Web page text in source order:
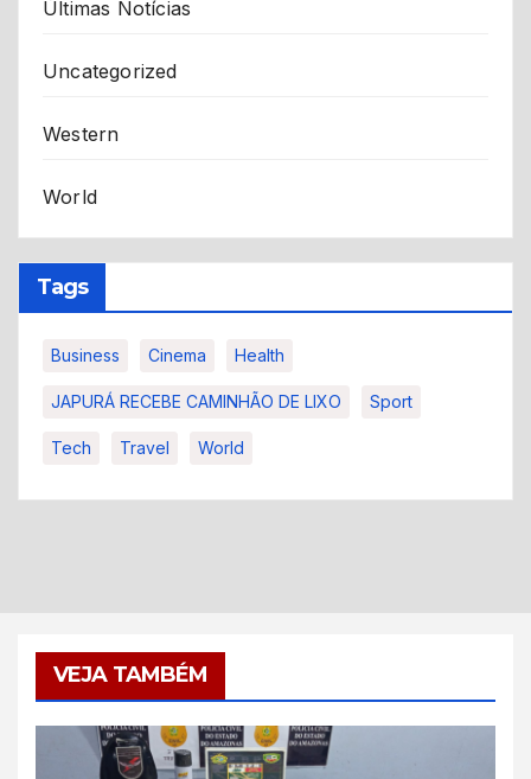
Últimas Notícias
Uncategorized
Western
World
Tags
Business Cinema Health
JAPURÁ RECEBE CAMINHÃO DE LIXO Sport
Tech Travel World
VEJA TAMBÉM